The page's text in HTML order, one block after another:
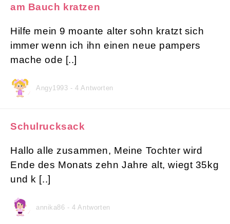
am Bauch kratzen
Hilfe mein 9 moante alter sohn kratzt sich
immer wenn ich ihn einen neue pampers
mache ode [..]
Angy1993 - 4 Antworten
Schulrucksack
Hallo alle zusammen, Meine Tochter wird
Ende des Monats zehn Jahre alt, wiegt 35kg
und k [..]
annika86 - 4 Antworten